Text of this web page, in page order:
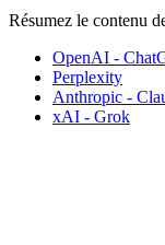
Résumez le contenu
OpenAI -
Perplexity
Anthropic -
xAI - Grok